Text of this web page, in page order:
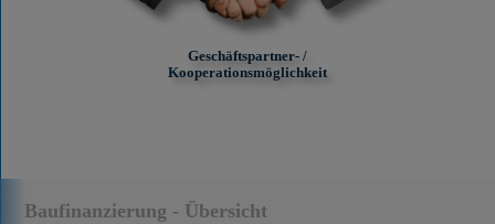
Baufinanzierung - Übersicht
Geschäftspartner- /
Kooperationsmöglichkeit